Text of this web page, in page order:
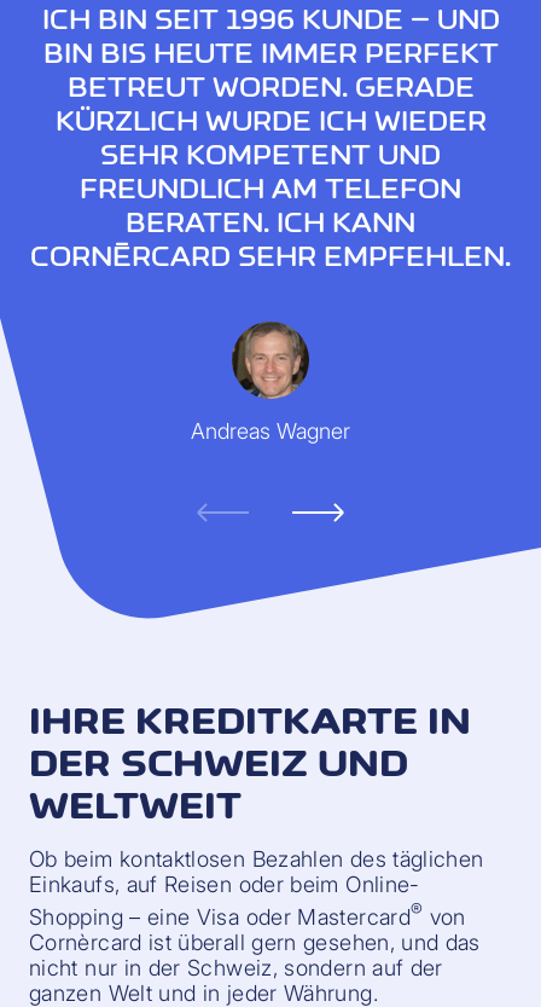
ICH BIN SEIT 1996 KUNDE – UND
BIN BIS HEUTE IMMER PERFEKT
BETREUT WORDEN. GERADE
KÜRZLICH WURDE ICH WIEDER
SEHR KOMPETENT UND
FREUNDLICH AM TELEFON
BERATEN. ICH KANN
CORNÈRCARD SEHR EMPFEHLEN.
Andreas Wagner
IHRE KREDITKARTE IN
DER SCHWEIZ UND
WELTWEIT
Ob beim kontaktlosen Bezahlen des täglichen
Einkaufs, auf Reisen oder beim Online-
Shopping – eine Visa oder Mastercard® von
Cornèrcard ist überall gern gesehen, und das
nicht nur in der Schweiz, sondern auf der
ganzen Welt und in jeder Währung.